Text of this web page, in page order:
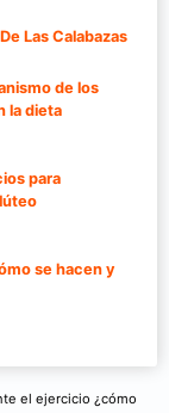
Las Calabazas
de los
la dieta
para
se hacen y
el ejercicio ¿cómo